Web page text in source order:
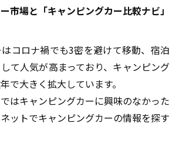
市場と「キャンピングカー比較ナビ」
コロナ禍でも3密を避けて移動、宿泊
て人気が高まっており、キャンピング
で大きく拡大しています。
はキャンピングカーに興味のなかった
ットでキャンピングカーの情報を探す